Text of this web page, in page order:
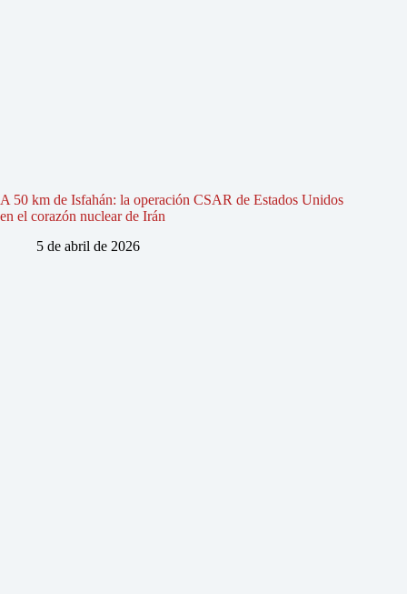
A 50 km de Isfahán: la operación CSAR de Estados Unidos
en el corazón nuclear de Irán
5 de abril de 2026